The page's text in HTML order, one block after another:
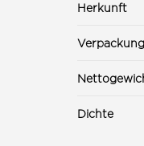
Herkunft
Verpackung
Dichte